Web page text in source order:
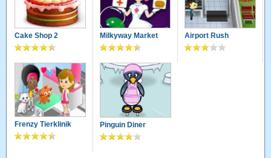
Cake Shop 2 Milkyway Market Airport Rush
Frenzy Tierklinik Pinguin Diner